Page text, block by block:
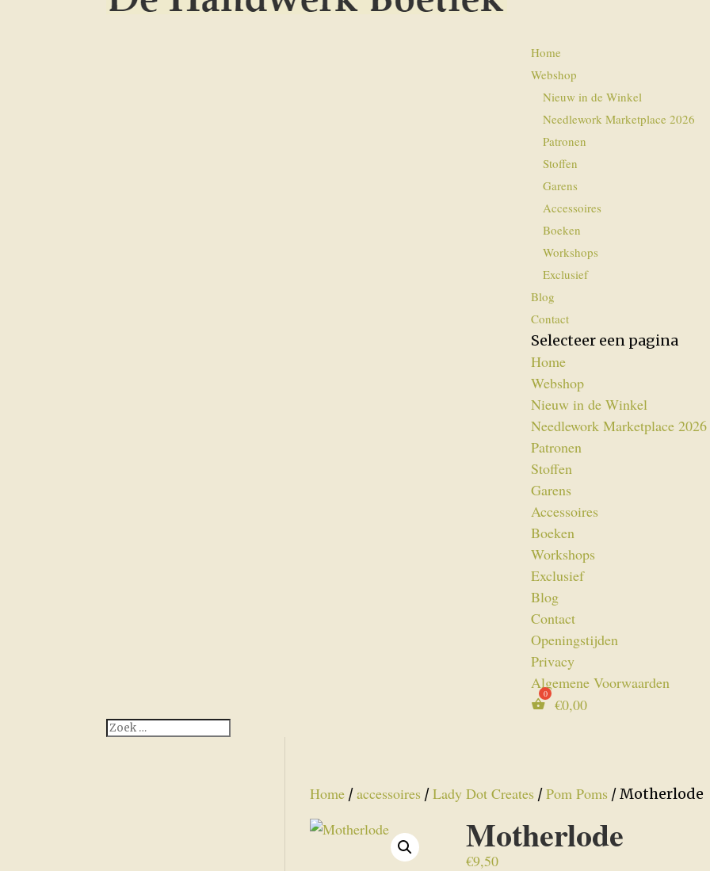
Home
Webshop
Nieuw in de Winkel
Needlework Marketplace 2026
Patronen
Stoffen
Garens
Accessoires
Boeken
Workshops
Exclusief
Blog
Contact
Selecteer een pagina
Home
Webshop
Nieuw in de Winkel
Needlework Marketplace 2026
Patronen
Stoffen
Garens
Accessoires
Boeken
Workshops
Exclusief
Blog
Contact
Openingstijden
Privacy
Algemene Voorwaarden
€0,00
Home /accessoires /Lady Dot Creates /Pom Poms / Motherlode
Motherlode
€9,50